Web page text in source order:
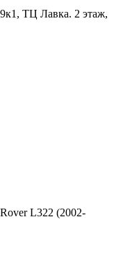
ТЦ Лавка. 2 этаж,
L322 (2002-